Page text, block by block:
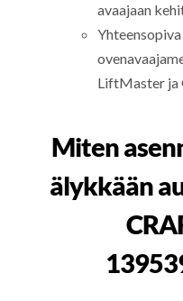
avaajaan
LiftMaster ja
Miten
älykkään